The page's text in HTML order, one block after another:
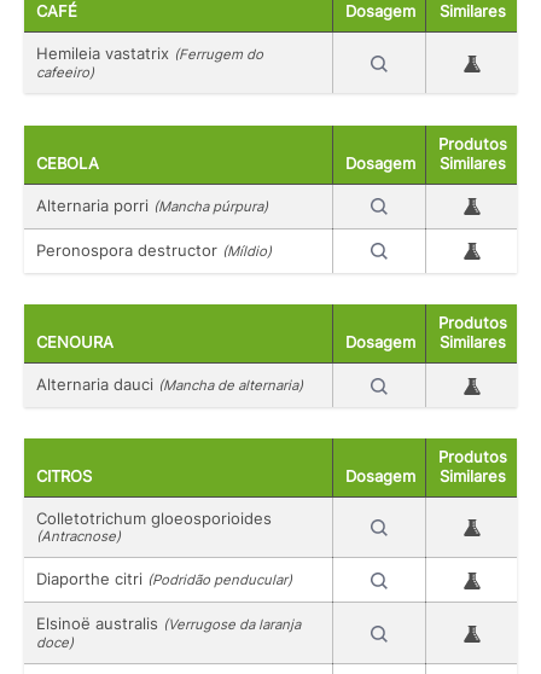
CAFÉ Dosagem
Similares
Hemileia vastatrix (Ferrugem do
cafeeiro)
CEBOLA Dosagem
Produtos
Similares
Alternaria porri (Mancha púrpura)
Peronospora destructor (Míldio)
CENOURA Dosagem
Produtos
Similares
Alternaria dauci (Mancha de alternaria)
CITROS Dosagem
Produtos
Similares
Colletotrichum gloeosporioides
(Antracnose)
Diaporthe citri (Podridão penducular)
Elsinoë australis (Verrugose da laranja
doce)